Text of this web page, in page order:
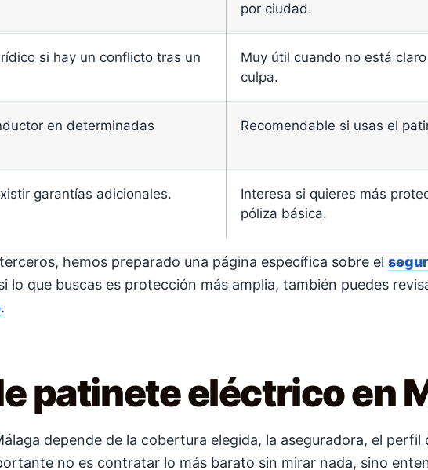
por ciudad.
si hay un conflicto tras un
Muy útil cuando no está
culpa.
en determinadas
Recomendable si usas el
garantías adicionales.
Interesa si quieres más
póliza básica.
hemos preparado una página específica sobre el
lo que buscas es protección más amplia, también puedes
.
patinete eléctrico en
depende de la cobertura elegida, la aseguradora, el
no es contratar lo más barato sin mirar nada, sino